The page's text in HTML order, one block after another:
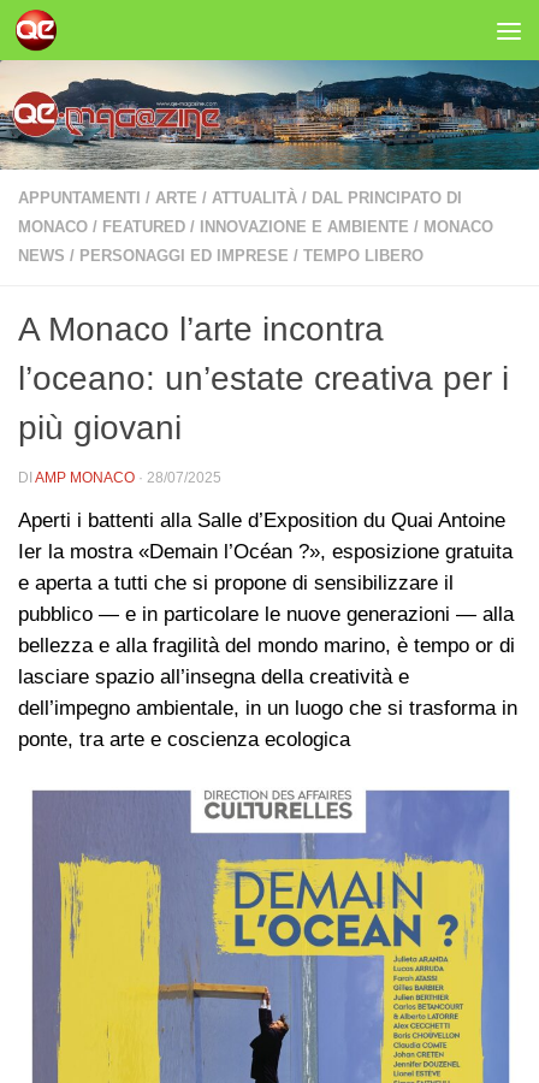
Salta al contenuto
APPUNTAMENTI / ARTE / ATTUALITÀ / DAL PRINCIPATO DI
MONACO / FEATURED / INNOVAZIONE E AMBIENTE / MONACO
NEWS / PERSONAGGI ED IMPRESE / TEMPO LIBERO
A Monaco l’arte incontra
l’oceano: un’estate creativa per i
più giovani
DI AMP MONACO · 28/07/2025
Aperti i battenti alla Salle d’Exposition du Quai Antoine
Ier la mostra «Demain l’Océan ?», esposizione gratuita
e aperta a tutti che si propone di sensibilizzare il
pubblico — e in particolare le nuove generazioni — alla
bellezza e alla fragilità del mondo marino, è tempo or di
lasciare spazio all’insegna della creatività e
dell’impegno ambientale, in un luogo che si trasforma in
ponte, tra arte e coscienza ecologica